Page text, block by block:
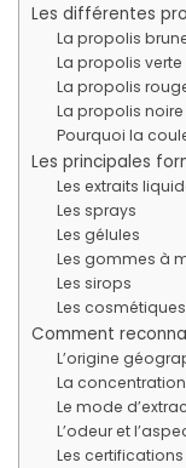
Les différentes
La propolis
La propolis verte
La propolis
La propolis noire
Pourquoi la
Les principales
Les extraits
Les sprays
Les gélules
Les gommes à
Les sirops
Les cosmétiques
Comment
L’origine
La
Le mode
L’odeur et
Les certifications